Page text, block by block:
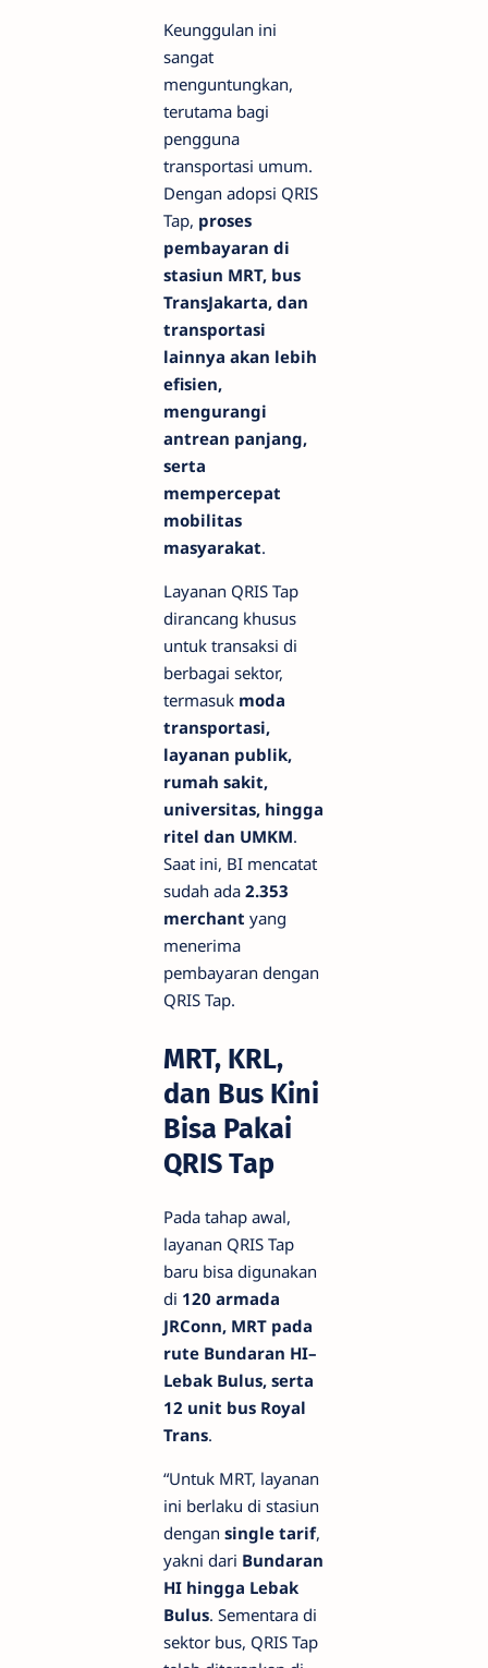
Keunggulan ini
sangat
menguntungkan,
terutama bagi
pengguna
transportasi umum.
Dengan adopsi QRIS
Tap, proses
pembayaran di
stasiun MRT, bus
TransJakarta, dan
transportasi
lainnya akan lebih
efisien,
mengurangi
antrean panjang,
serta
mempercepat
mobilitas
masyarakat.
Layanan QRIS Tap
dirancang khusus
untuk transaksi di
berbagai sektor,
termasuk moda
transportasi,
layanan publik,
rumah sakit,
universitas, hingga
ritel dan UMKM.
Saat ini, BI mencatat
sudah ada 2.353
merchant yang
menerima
pembayaran dengan
QRIS Tap.
MRT, KRL,
dan Bus Kini
Bisa Pakai
QRIS Tap
Pada tahap awal,
layanan QRIS Tap
baru bisa digunakan
di 120 armada
JRConn, MRT pada
rute Bundaran HI–
Lebak Bulus, serta
12 unit bus Royal
Trans.
“Untuk MRT, layanan
ini berlaku di stasiun
dengan single tarif,
yakni dari Bundaran
HI hingga Lebak
Bulus. Sementara di
sektor bus, QRIS Tap